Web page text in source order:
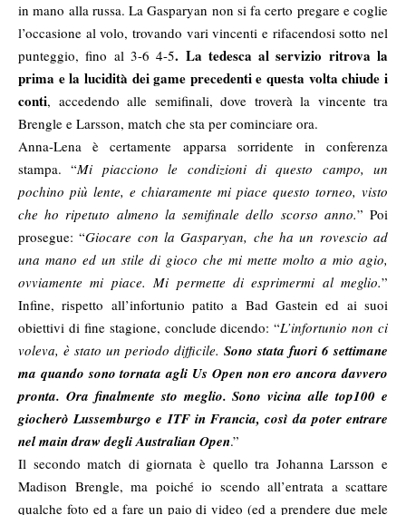
in mano alla russa. La Gasparyan non si fa certo pregare e coglie
l’occasione al volo, trovando vari vincenti e rifacendosi sotto nel
punteggio, fino al 3-6 4-5. La tedesca al servizio ritrova la
prima e la lucidità dei game precedenti e questa volta chiude i
conti, accedendo alle semifinali, dove troverà la vincente tra
Brengle e Larsson, match che sta per cominciare ora.
Anna-Lena è certamente apparsa sorridente in conferenza
stampa. “Mi piacciono le condizioni di questo campo, un
pochino più lente, e chiaramente mi piace questo torneo, visto
che ho ripetuto almeno la semifinale dello scorso anno.” Poi
prosegue: “Giocare con la Gasparyan, che ha un rovescio ad
una mano ed un stile di gioco che mi mette molto a mio agio,
ovviamente mi piace. Mi permette di esprimermi al meglio.”
Infine, rispetto all’infortunio patito a Bad Gastein ed ai suoi
obiettivi di fine stagione, conclude dicendo: “L’infortunio non ci
voleva, è stato un periodo difficile. Sono stata fuori 6 settimane
ma quando sono tornata agli Us Open non ero ancora davvero
pronta. Ora finalmente sto meglio. Sono vicina alle top100 e
giocherò Lussemburgo e ITF in Francia, così da poter entrare
nel main draw degli Australian Open.”
Il secondo match di giornata è quello tra Johanna Larsson e
Madison Brengle, ma poiché io scendo all’entrata a scattare
qualche foto ed a fare un paio di video (ed a prendere due mele